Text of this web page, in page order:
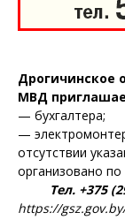
Дрогичинское
МВД
— бухгалтера;
—
отсутствии
организовано
Тел. +375
https://